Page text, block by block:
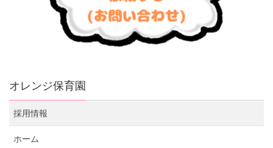
オレンジ保育園
採用情報
ホーム